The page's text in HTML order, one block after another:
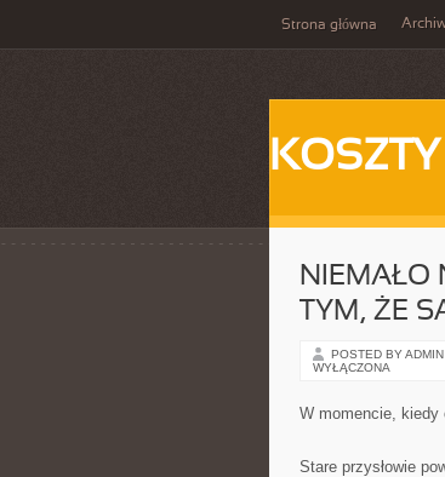
Strona główna
KOSZTY
NIEMAŁO
TYM, ŻE
POSTED BY ADMIN
WYŁĄCZONA
W momencie, kiedy
Stare przysłowie